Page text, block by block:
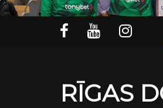
RĪGAS